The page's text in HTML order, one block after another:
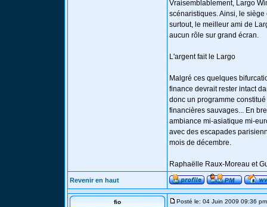
Vraisemblablement, Largo
scénaristiques. Ainsi, le
surtout, le meilleur ami de
aucun rôle sur grand écran.
L'argent fait le Largo
Malgré ces quelques
finance devrait rester intact
donc un programme
financières sauvages... En
ambiance mi-asiatique mi-
avec des escapades
mois de décembre.
Raphaëlle Raux-Moreau et
Revenir en haut
fio Posté le: 04 Juin 2009 09:36 pm